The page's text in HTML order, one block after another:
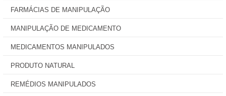
FARMÁCIAS DE MANIPULAÇÃO
MANIPULAÇÃO DE MEDICAMENTO
MEDICAMENTOS MANIPULADOS
PRODUTO NATURAL
REMÉDIOS MANIPULADOS